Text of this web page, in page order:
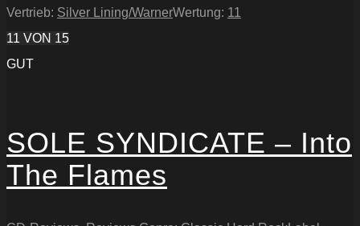
Vertrieb: Silver Lining/WarnerWertung: 11
11 VON 15
GUT
SOLE SYNDICATE – Into
The Flames